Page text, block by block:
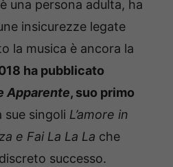
una persona adulta, ha
insicurezze legate
la musica è ancora la
ha pubblicato
Apparente, suo primo
sue singoli L’amore in
e Fai La La La che
successo.